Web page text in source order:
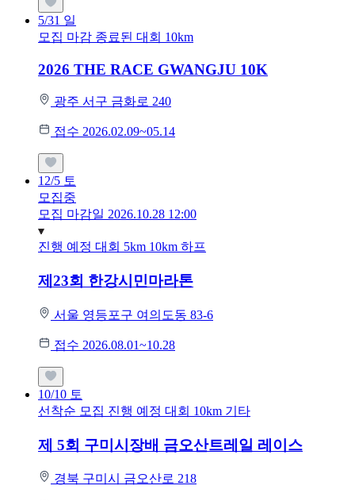
5/31 일
모집 마감 종료된 대회 10km
2026 THE RACE GWANGJU 10K
광주 서구 금화로 240
접수 2026.02.09~05.14
12/5 토
모집중
모집 마감일 2026.10.28 12:00
진행 예정 대회 5km 10km 하프
제23회 한강시민마라톤
서울 영등포구 여의도동 83-6
접수 2026.08.01~10.28
10/10 토
선착순 모집 진행 예정 대회 10km 기타
제 5회 구미시장배 금오산트레일 레이스
경북 구미시 금오산로 218